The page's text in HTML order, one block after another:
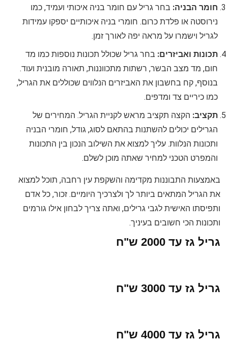
חומר הבניה: בחר גריל עם חומר בניה איכותי ועמיד, כמו
נירוסטה או פלדת כרום. חומרי בניה איכותיים יספקו עמידות
לגריל וישמרו על מראה יפה לאורך זמן.
תכונות ואביזרים: בחר גריל שכולל תכונות נוספות כמו מד
חום, מד מצב הבשר, רשתות מתכווננות, תאורה מובנית ועוד.
בנוסף, קח בחשבון את האביזרים הנלווים שכוללים את הגריל,
כמו כיריים צד ומדפים.
תקציב: הקצה תקציב מראש לקניית הגריל. המחירים של
הגרילים יכולים להשתנות בהתאם לסוג, גודל, חומרי הבניה
ותכונות הנלוות. עליך למצוא את השילוב הנכון בין התכונות
והמפרט הטכני למחיר שאתה מוכן לשלם.
באמצעות התבוננות מקדימה והשקפת עין רחבה, תוכל למצוא
את הגריל המתאים ביותר לך ולצרכיך היומיים. זכור, כל אדם
ותפיסתו האישית לגבי גרילים, ואתה צריך לבחון אילו גורמים
ותכונות הכי חשובים בעיניך.
גריל גז עד 2000 ש"ח
גריל גז עד 3000 ש"ח
גריל גז עד 4000 ש"ח